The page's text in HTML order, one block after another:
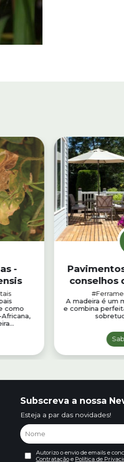
-
como
conselhos
A madeira é um
e combina
Subscreva a nossa
Esteja a par das novidades!
Autorizo o envio de emails e
Contrataçãoe Política de